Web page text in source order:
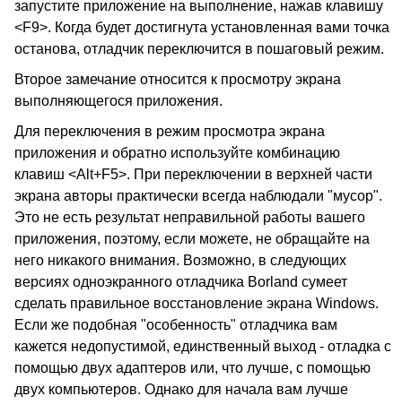
запустите приложение на выполнение, нажав клавишу
<F9>. Когда будет достигнута установленная вами точка
останова, отладчик переключится в пошаговый режим.
Второе замечание относится к просмотру экрана
выполняющегося приложения.
Для переключения в режим просмотра экрана
приложения и обратно используйте комбинацию
клавиш <Alt+F5>. При переключении в верхней части
экрана авторы практически всегда наблюдали "мусор".
Это не есть результат неправильной работы вашего
приложения, поэтому, если можете, не обращайте на
него никакого внимания. Возможно, в следующих
версиях одноэкранного отладчика Borland сумеет
сделать правильное восстановление экрана Windows.
Если же подобная "особенность" отладчика вам
кажется недопустимой, единственный выход - отладка с
помощью двух адаптеров или, что лучше, с помощью
двух компьютеров. Однако для начала вам лучше